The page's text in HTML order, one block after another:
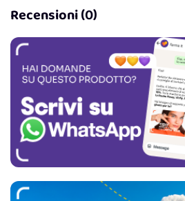
Recensioni (0)